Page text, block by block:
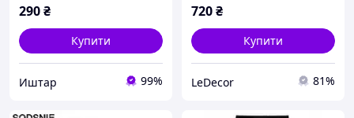
290₴
Купити
Иштар 99%
720₴
Купити
LeDecor 81%